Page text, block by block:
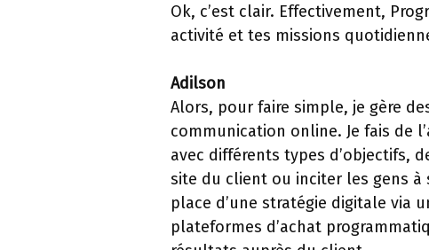
Ok, c’est clair. Effectivement,
activité et tes missions
Adilson
Alors, pour faire simple, je gère
communication online. Je fais de
avec différents types d’objectifs,
site du client ou inciter les gens à
place d’une stratégie digitale via
plateformes d’achat